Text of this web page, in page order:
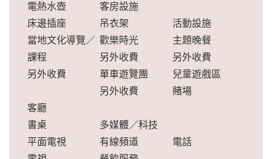
電熱水壺
客房設施
床邊插座
吊衣架
活動設施
當地文化導覽／
課程
另外收費
歡樂時光
另外收費
主題晚餐
另外收費
單車遊覽團
另外收費
兒童遊戲區
賭場
客廳
書桌
多媒體／科技
平面電視
有線頻道
電話